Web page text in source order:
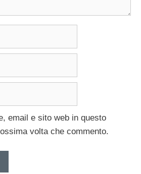
email e sito web in questo
volta che commento.